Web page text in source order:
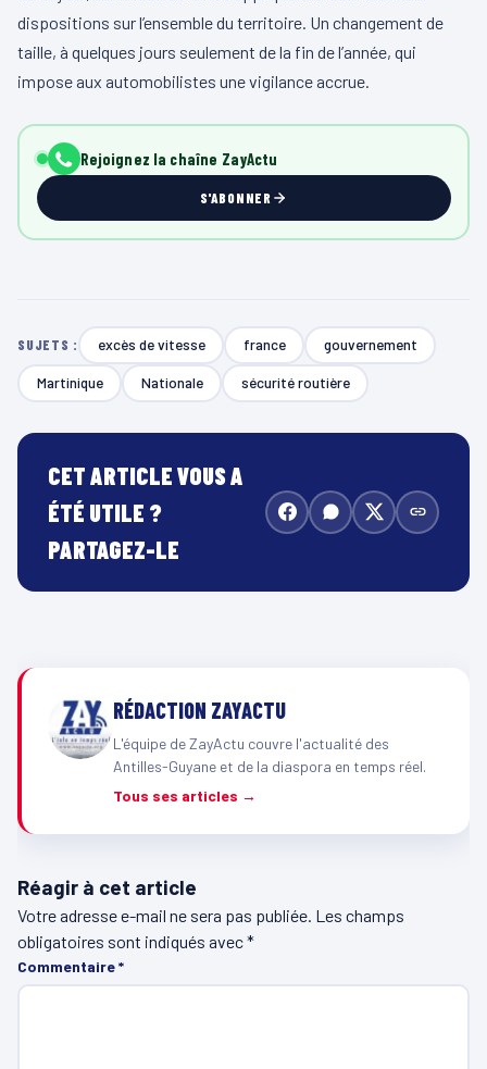
dispositions sur l’ensemble du territoire. Un changement de
taille, à quelques jours seulement de la fin de l’année, qui
impose aux automobilistes une vigilance accrue.
Rejoignez la chaîne ZayActu
S'ABONNER
SUJETS : excès de vitesse france gouvernement
Martinique Nationale sécurité routière
CET ARTICLE VOUS A
ÉTÉ UTILE ?
PARTAGEZ-LE
RÉDACTION ZAYACTU
L'équipe de ZayActu couvre l'actualité des
Antilles-Guyane et de la diaspora en temps réel.
Tous ses articles →
Réagir à cet article
Votre adresse e-mail ne sera pas publiée. Les champs
obligatoires sont indiqués avec*
Commentaire*